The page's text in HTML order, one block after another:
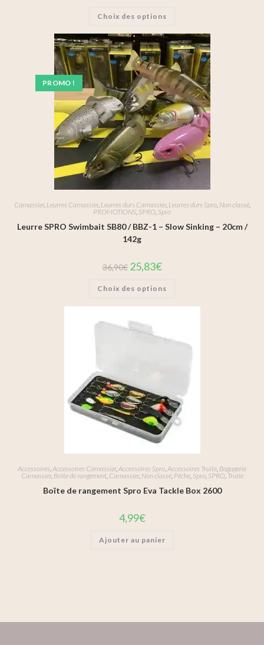
Choix des options
PROMO !
Carnassier, Leurres Carnassier, Leurres durs Carnassier, Leurres durs Spro, Non classé,
PROMOTIONS, SPRO, Spro
Leurre SPRO Swimbait SB80 / BBZ-1 – Slow Sinking – 20cm /
142g
36,90€ 25,83€
Choix des options
Accessoires Accessoires Carnassier, Accessoires Spro Accessoires Truite Bagagerie
Carnassier, Boîte de rangement, Carnassier, Non classé, Pêche, Spro, SPRO, Truite
Boîte de rangement Spro Eva Tackle Box 2600
4,99€
Ajouter au panier